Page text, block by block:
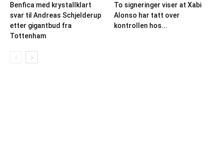
Benfica med krystallklart
svar til Andreas Schjelderup
etter gigantbud fra
Tottenham
To signeringer viser at Xabi
Alonso har tatt over
kontrollen hos...